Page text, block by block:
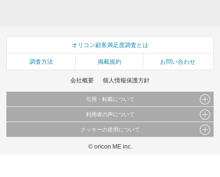
オリコン顧客満足度調査とは
調査方法 掲載規約 お問い合わせ
会社概要 個人情報保護方針
引用・転載について
当サイトで公開されている情報（文字、写真、イラスト、画像データ等）及びこれらの配
これらの情報を権利者の許可なく無断転載・複製などの二次利用を行うことは固く禁じて
利用者の声について
当サイトに掲載している内容はすべてサービスの利用者が提出された見解・感想です。
弊社の見解・ 意見ではないことをご理解いただいた上でご覧ください。
クッキーの使用について
このサイトでは Cookie を使用して、ユーザーに合わせたコンテンツや広告の表示、ソー
© oricon ME inc.